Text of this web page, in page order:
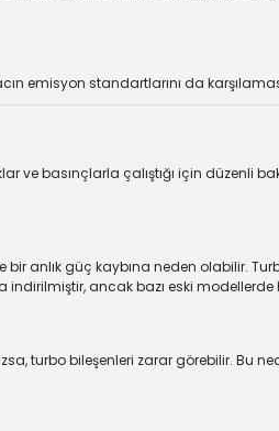
emisyon standartlarını da
ve basınçlarla çalıştığı için düzenli
anlık güç kaybına neden olabilir.
indirilmiştir, ancak bazı eski
turbo bileşenleri zarar görebilir. Bu